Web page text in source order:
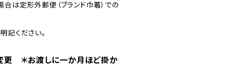
は定形外郵便（ブランド巾着）での
記ください。
＊お渡しに一か月ほど掛か